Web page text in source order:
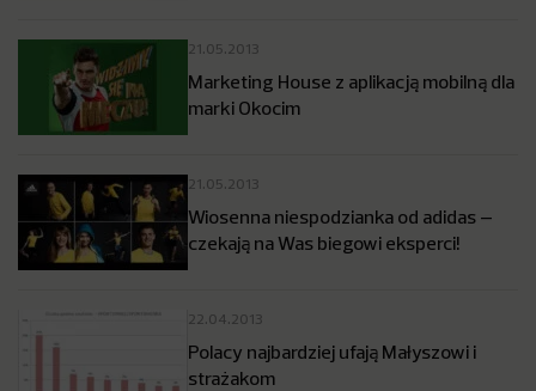
21.05.2013
Marketing House z aplikacją mobilną dla
marki Okocim
21.05.2013
Wiosenna niespodzianka od adidas –
czekają na Was biegowi eksperci!
22.04.2013
Polacy najbardziej ufają Małyszowi i
strażakom